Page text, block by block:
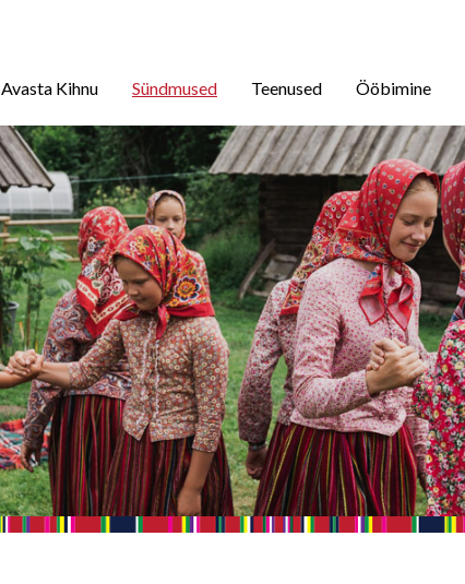
Avasta Kihnu Sündmused Teenused Ööbimine